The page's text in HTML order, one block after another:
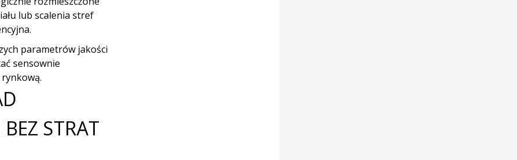
lub scalenia stref
parametrów jakości
sensownie
STRAT